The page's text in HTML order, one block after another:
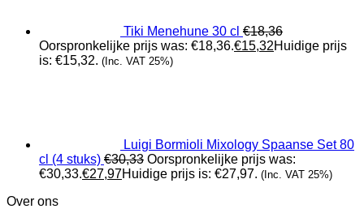
Tiki Menehune 30 cl €18,36
Oorspronkelijke prijs was: €18,36.€15,32Huidige prijs
is: €15,32. (Inc. VAT 25%)
Luigi Bormioli Mixology Spaanse Set 80
cl (4 stuks) €30,33 Oorspronkelijke prijs was:
€30,33.€27,97Huidige prijs is: €27,97. (Inc. VAT 25%)
Over ons